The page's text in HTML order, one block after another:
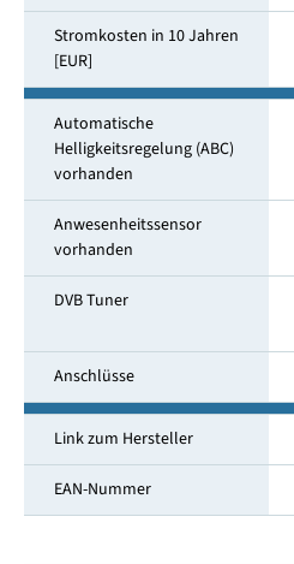
Stromkosten in 10 Jahren
[EUR]
Automatische
Helligkeitsregelung (ABC)
vorhanden
Anwesenheitssensor
vorhanden
DVB Tuner
Anschlüsse
Link zum Hersteller
EAN-Nummer